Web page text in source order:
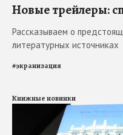
Новые трейлеры:
Рассказываем о
литературных источниках
#экранизация
Книжные новинки